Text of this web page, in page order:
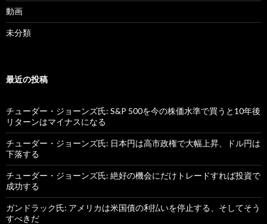
動画
未分類
最近の投稿
チューダー・ジョーンズ氏: S&P 500を今の株価水準で買うと10年後
リターンはマイナスになる
チューダー・ジョーンズ氏: 日本円は高市政権で大幅上昇、ドル円は
下落する
チューダー・ジョーンズ氏: 絶好の機会にだけトレードすれば投資で
成功する
ガンドラック氏: アメリカは米国債の利払いを停止する、そしてそう
すべきだ